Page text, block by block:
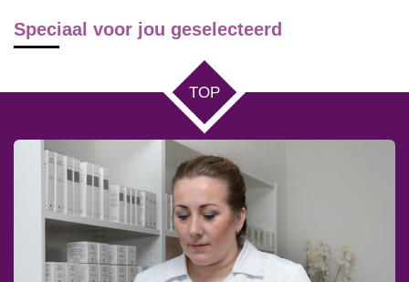
Speciaal voor jou geselecteerd
TOP